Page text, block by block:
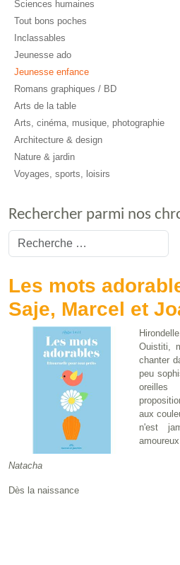
Sciences humaines
Tout bons poches
Inclassables
Jeunesse ado
Jeunesse enfance
Romans graphiques / BD
Arts de la table
Arts, cinéma, musique, photographie
Architecture & design
Nature & jardin
Voyages, sports, loisirs
Rechercher parmi nos
Valider
Les mots
Saje, Marcel et
Ouistiti,
chanter
peu
aux
n'est
Natacha
Dès la naissance